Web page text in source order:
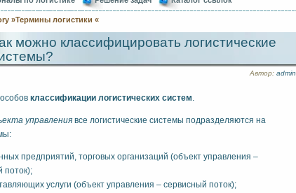
»Термины логистики «
можно классифицировать логистические
Автор: admin
классификации логистических систем.
управления все логистические системы подразделяются на
предприятий, торговых организаций (объект управления –
поток);
услуги (объект управления – сервисный поток);